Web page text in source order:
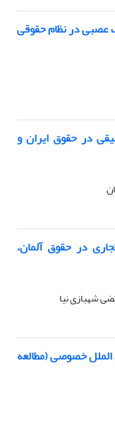
عصبی در نظام حقوقی
در حقوق ایران و
در حقوق آلمان،
شهبازی نیا
‌الملل خصوصی (مطالعه